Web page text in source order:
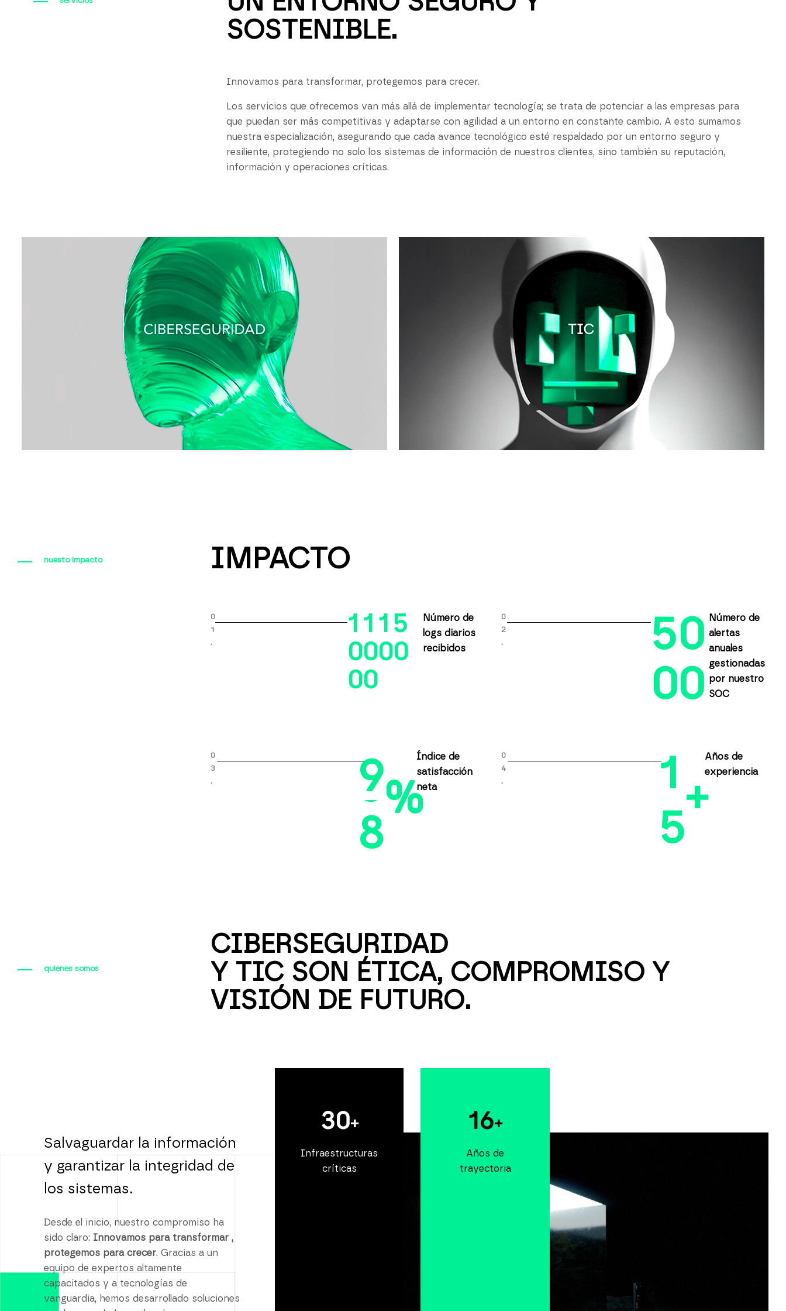
SOSTENIBLE.
Innovamos para transformar, protegemos para crecer.
Los servicios que ofrecemos van más allá de implementar tecnología; se trata de potenciar a las empresas para
que puedan ser más competitivas y adaptarse con agilidad a un entorno en constante cambio. A esto sumamos
nuestra especialización, asegurando que cada avance tecnológico esté respaldado por un entorno seguro y
resiliente, protegiendo no solo los sistemas de información de nuestros clientes, sino también su reputación,
información y operaciones críticas.
nuesto impacto IMPACTO
0
1
.
1 1 1 5
0000
00
Número de
logs diarios
recibidos
0
2
.
50
00
Número de
alertas
anuales
gestionadas
por nuestro
SOC
0
3
.
9
8
%
Índice de
satisfacción
neta
0
4
.
1
5
+
Años de
experiencia
quienes somos
CIBERSEGURIDAD
Y TIC SON ÉTICA, COMPROMISO Y
VISIÓN DE FUTURO.
Salvaguardar la información
y garantizar la integridad de
los sistemas.
Desde el inicio, nuestro compromiso ha
sido claro: Innovamos para transformar ,
protegemos para crecer. Gracias a un
equipo de expertos altamente
capacitados y a tecnologías de
vanguardia, hemos desarrollado soluciones
30+
Infraestructuras
críticas
16+
Años de
trayectoria